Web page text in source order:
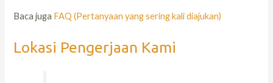
Baca juga FAQ (Pertanyaan yang sering kali diajukan)
Lokasi Pengerjaan Kami